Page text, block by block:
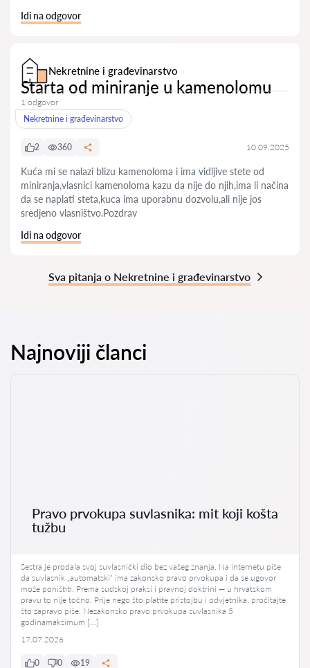
Idi na odgovor
Nekretnine i građevinarstvo
Starta od miniranje u kamenolomu
1 odgovor
Nekretnine i građevinarstvo
2 360 10.09.2025
Kuća mi se nalazi blizu kamenoloma i ima vidljive stete od
miniranja,vlasnici kamenoloma kazu da nije do njih,ima li načina
da se naplati steta,kuca ima uporabnu dozvolu,ali nije jos
sredjeno vlasništvo.Pozdrav
Idi na odgovor
Sva pitanja o Nekretnine i građevinarstvo
Najnoviji članci
Pravo prvokupa suvlasnika: mit koji košta
tužbu
Sestra je prodala svoj suvlasnički dio bez vašeg znanja. Na internetu piše
da suvlasnik „automatski“ ima zakonsko pravo prvokupa i da se ugovor
može poništiti. Prema sudskoj praksi i pravnoj doktrini — u hrvatskom
pravu to nije točno. Prije nego što platite pristojbu i odvjetnika, pročitajte
što zapravo piše. Nezakonsko pravo prvokupa suvlasnika 5
godinamaksimum […]
17.07.2026
0 0 19